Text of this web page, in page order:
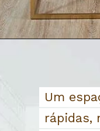
Um
rápidas,
Um
rápidas,